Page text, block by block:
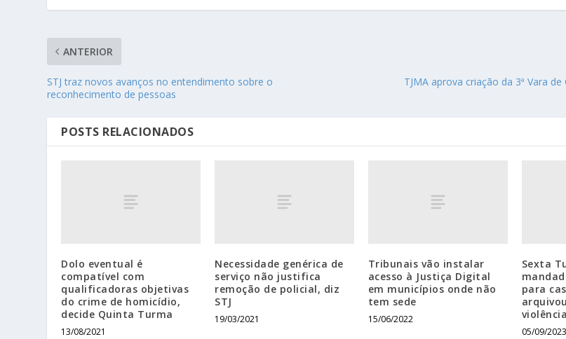
ANTERIOR
STJ traz novos avanços no entendimento sobre o
reconhecimento de pessoas
TJMA aprova criação da 3ª Vara
POSTS RELACIONADOS
Dolo eventual é
compatível com
qualificadoras objetivas
do crime de homicídio,
decide Quinta Turma
13/08/2021
Necessidade genérica de
serviço não justifica
remoção de policial, diz
STJ
19/03/2021
Tribunais vão instalar
acesso à Justiça Digital
em municípios onde não
tem sede
15/06/2022
Sexta
para
05/09/2023